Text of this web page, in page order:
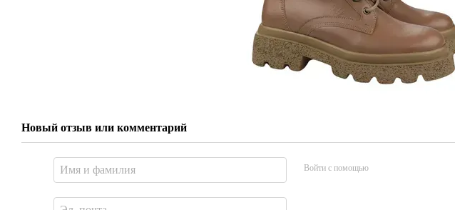
Новый отзыв или комментарий
Войти с помощью